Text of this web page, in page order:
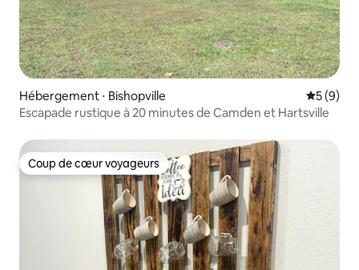
Hébergement ⋅ Bishopville
5 (9)
Escapade rustique à 20 minutes de Camden et Hartsville
Coup de cœur voyageurs
Coup de cœur voyageurs